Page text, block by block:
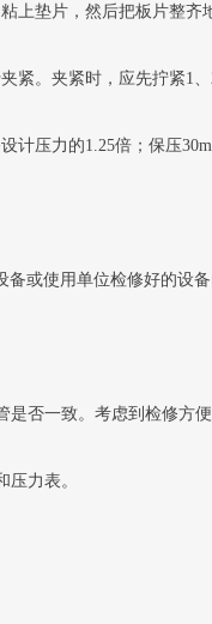
上垫片，然后把板片整齐
。夹紧时，应先拧紧1
计压力的1.25倍；保压
或使用单位检修好的设
否一致。考虑到检修方
力表。